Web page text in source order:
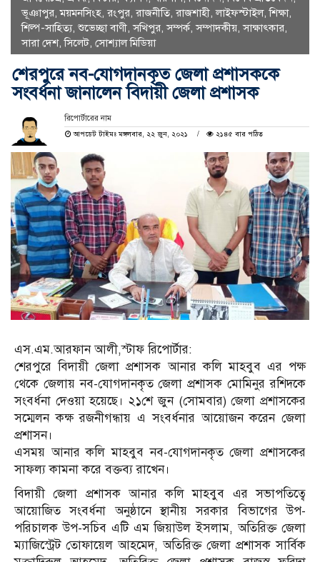
ভূঞাপুর,ময়মনসিংহ, রংপুর, রাজনীতি, রাজশাহী,লাইফস্টাইল,শিক্ষা,
শিল্প-সাহিত্য, শুভেচ্ছা বাণী,সখিপুর,সম্পর্ক,সম্পাদকীয়,সাক্ষাৎকার,
সারা দেশ,সিলেট, সোশ্যাল মিডিয়া
শেরপুরে নব-যোগদানকৃত জেলা প্রশাসককে
সংবর্ধনা জানালেন বিদায়ী জেলা প্রশাসক
রিপোর্টারের নাম
আপডেট টাইমঃ মঙ্গলবার, ২২ জুন, ২০২১
২১৪৫ বার পঠিত
এস.এম.আরফান আলী,স্টাফ রিপোর্টার:
শেরপুরে বিদায়ী জেলা প্রশাসক আনার কলি মাহবুব এর পক্ষ
থেকে জেলায় নব-যোগদানকৃত জেলা প্রশাসক মোমিনুর রশিদকে
সংবর্ধনা দেওয়া হয়েছে। ২১শে জুন (সোমবার) জেলা প্রশাসকের
সম্মেলন কক্ষ রজনীগন্ধায় এ সংবর্ধনার আয়োজন করেন জেলা
প্রশাসন।
এসময় আনার কলি মাহবুব নব-যোগদানকৃত জেলা প্রশাসকের
সাফল্য কামনা করে বক্তব্য রাখেন।
বিদায়ী জেলা প্রশাসক আনার কলি মাহবুব এর সভাপতিত্বে
আয়োজিত সংবর্ধনা অনুষ্ঠানে স্থানীয় সরকার বিভাগের উপ-
পরিচালক উপ-সচিব এটি এম জিয়াউল ইসলাম, অতিরিক্ত জেলা
ম্যাজিস্ট্রেট তোফায়েল আহমেদ, অতিরিক্ত জেলা প্রশাসক সার্বিক